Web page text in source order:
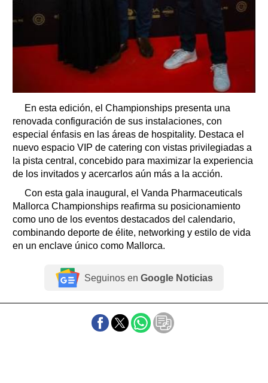
En esta edición, el Championships presenta una
renovada configuración de sus instalaciones, con
especial énfasis en las áreas de hospitality. Destaca el
nuevo espacio VIP de catering con vistas privilegiadas a
la pista central, concebido para maximizar la experiencia
de los invitados y acercarlos aún más a la acción.
Con esta gala inaugural, el Vanda Pharmaceuticals
Mallorca Championships reafirma su posicionamiento
como uno de los eventos destacados del calendario,
combinando deporte de élite, networking y estilo de vida
en un enclave único como Mallorca.
Seguinos en Google Noticias